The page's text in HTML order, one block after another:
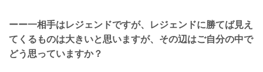
ーー一相手はレジェンドですが、レジェンドに勝てば見え
てくるものは大きいと思いますが、その辺はご自分の中で
どう思っていますか？